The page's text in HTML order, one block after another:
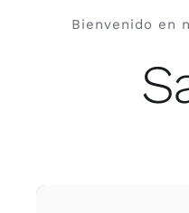
Bienvenido en